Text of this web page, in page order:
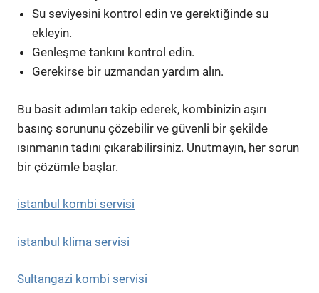
Su seviyesini kontrol edin ve gerektiğinde su
ekleyin.
Genleşme tankını kontrol edin.
Gerekirse bir uzmandan yardım alın.
Bu basit adımları takip ederek, kombinizin aşırı
basınç sorununu çözebilir ve güvenli bir şekilde
ısınmanın tadını çıkarabilirsiniz. Unutmayın, her sorun
bir çözümle başlar.
istanbul kombi servisi
istanbul klima servisi
Sultangazi kombi servisi